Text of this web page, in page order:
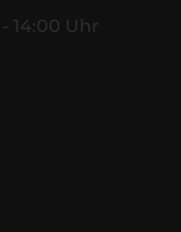
14:00 Uhr